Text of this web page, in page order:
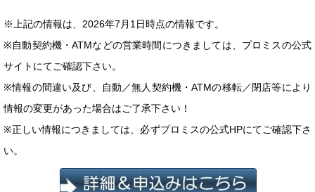
※上記の情報は、2026年7月1日時点の情報です。
※自動契約機・ATMなどの営業時間につきましては、プロミスの公式
サイトにてご確認下さい。
※情報の間違い及び、自動／無人契約機・ATMの移転／閉店等により
情報の変更があった場合はご了承下さい！
※正しい情報につきましては、必ずプロミスの公式HPにてご確認下さ
い。